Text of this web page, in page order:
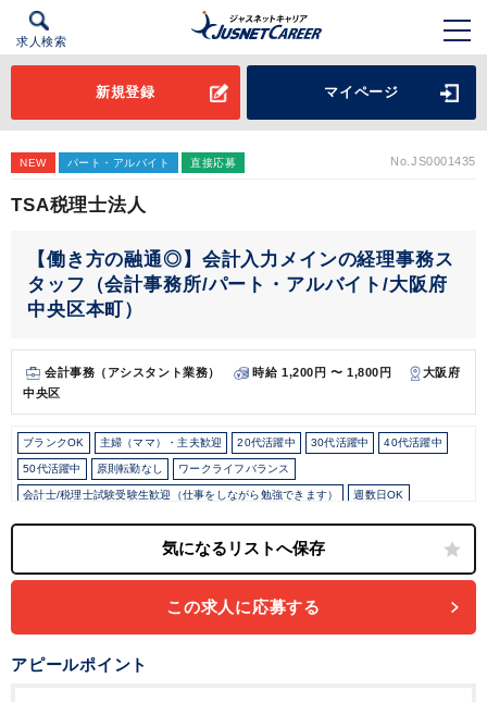
求人検索
新規登録 マイページ
NEW パート・アルバイト 直接応募 No.JS0001435
TSA税理士法人
【働き方の融通◎】会計入力メインの経理事務ス
タッフ（会計事務所/パート・アルバイト/大阪府
中央区本町）
会計事務（アシスタント業務） 時給 1,200円 〜 1,800円
大阪府
中央区
ブランクOK 主婦（ママ）・主夫歓迎 20代活躍中 30代活躍中 40代活躍中
50代活躍中 原則転勤なし ワークライフバランス
会計士/税理士試験受験生歓迎（仕事をしながら勉強できます） 週数日OK
時短勤務の相談OK 勤務開始時間の相談OK 勤務終了時間の相談OK
朝遅め 10時以降出社OK 定時早め 16時以前退社OK 1日5時間以内でもOK
1日7時間未満勤務OK 残業なし シフト勤務
この求人に応募する
アピールポイント